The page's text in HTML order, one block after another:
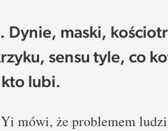
Dynie, maski,
sensu tyle, co
kto lubi.
mówi, że problemem